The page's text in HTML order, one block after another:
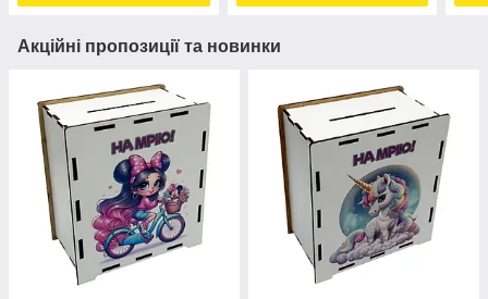
Акційні пропозиції та новинки